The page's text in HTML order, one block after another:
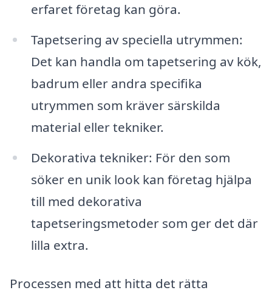
erfaret företag kan göra.
Tapetsering av speciella utrymmen:
Det kan handla om tapetsering av kök,
badrum eller andra specifika
utrymmen som kräver särskilda
material eller tekniker.
Dekorativa tekniker: För den som
söker en unik look kan företag hjälpa
till med dekorativa
tapetseringsmetoder som ger det där
lilla extra.
Processen med att hitta det rätta